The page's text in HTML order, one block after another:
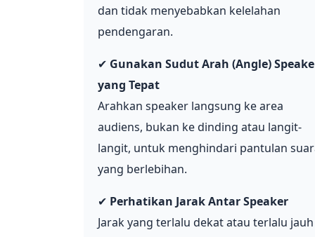
dan tidak menyebabkan kelelahan
pendengaran.
✔ Gunakan Sudut Arah (Angle)
yang Tepat
Arahkan speaker langsung ke area
audiens, bukan ke dinding atau langit-
langit, untuk menghindari pantulan
yang berlebihan.
✔ Perhatikan Jarak Antar Speaker
Jarak yang terlalu dekat atau terlalu jauh